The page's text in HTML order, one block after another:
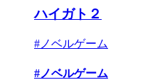
ハイガト２
#ノベルゲーム
#ノベルゲーム